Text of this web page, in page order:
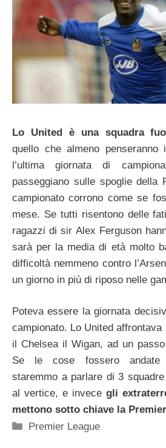
Lo United è una squadra
quello che almeno
l’ultima giornata di
passeggiano sulle spoglie della
campionato corrono come se
mese. Se tutti risentono delle
ragazzi di sir Alex Ferguson
sarà per la media di età molto
difficoltà nemmeno contro
un giorno in più di riposo nelle
Poteva essere la giornata
campionato. Lo United
il Chelsea il Wigan, ad un
Se le cose fossero andate
staremmo a parlare di 3
al vertice, e invece gli
mettono sotto chiave la
Categorie
Premier League